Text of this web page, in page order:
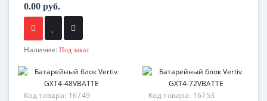
0.00 руб.
Наличие: Под заказ
Код товара: 16749
Код товара: 16753